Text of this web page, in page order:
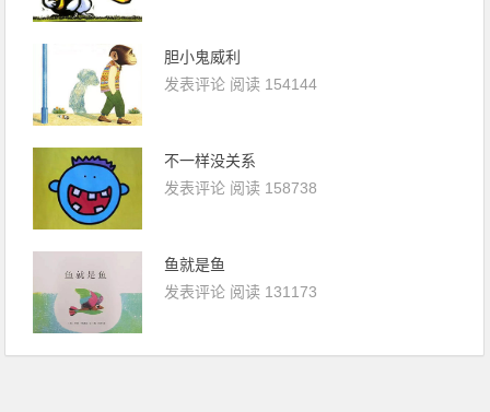
胆小鬼威利
发表评论 阅读 154144
不一样没关系
发表评论 阅读 158738
鱼就是鱼
发表评论 阅读 131173